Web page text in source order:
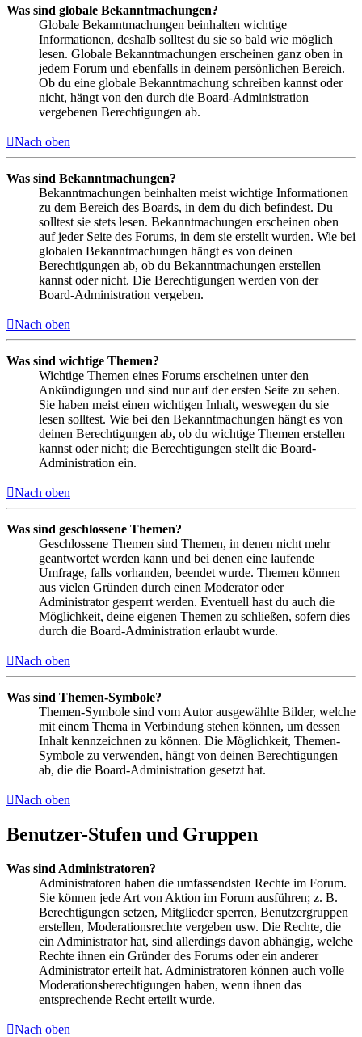
Was sind globale Bekanntmachungen?
Globale Bekanntmachungen beinhalten wichtige
Informationen, deshalb solltest du sie so bald wie möglich
lesen. Globale Bekanntmachungen erscheinen ganz oben in
jedem Forum und ebenfalls in deinem persönlichen Bereich.
Ob du eine globale Bekanntmachung schreiben kannst oder
nicht, hängt von den durch die Board-Administration
vergebenen Berechtigungen ab.
Nach oben
Was sind Bekanntmachungen?
Bekanntmachungen beinhalten meist wichtige Informationen
zu dem Bereich des Boards, in dem du dich befindest. Du
solltest sie stets lesen. Bekanntmachungen erscheinen oben
auf jeder Seite des Forums, in dem sie erstellt wurden. Wie bei
globalen Bekanntmachungen hängt es von deinen
Berechtigungen ab, ob du Bekanntmachungen erstellen
kannst oder nicht. Die Berechtigungen werden von der
Board-Administration vergeben.
Nach oben
Was sind wichtige Themen?
Wichtige Themen eines Forums erscheinen unter den
Ankündigungen und sind nur auf der ersten Seite zu sehen.
Sie haben meist einen wichtigen Inhalt, weswegen du sie
lesen solltest. Wie bei den Bekanntmachungen hängt es von
deinen Berechtigungen ab, ob du wichtige Themen erstellen
kannst oder nicht; die Berechtigungen stellt die Board-
Administration ein.
Nach oben
Was sind geschlossene Themen?
Geschlossene Themen sind Themen, in denen nicht mehr
geantwortet werden kann und bei denen eine laufende
Umfrage, falls vorhanden, beendet wurde. Themen können
aus vielen Gründen durch einen Moderator oder
Administrator gesperrt werden. Eventuell hast du auch die
Möglichkeit, deine eigenen Themen zu schließen, sofern dies
durch die Board-Administration erlaubt wurde.
Nach oben
Was sind Themen-Symbole?
Themen-Symbole sind vom Autor ausgewählte Bilder, welche
mit einem Thema in Verbindung stehen können, um dessen
Inhalt kennzeichnen zu können. Die Möglichkeit, Themen-
Symbole zu verwenden, hängt von deinen Berechtigungen
ab, die die Board-Administration gesetzt hat.
Nach oben
Benutzer-Stufen und Gruppen
Was sind Administratoren?
Administratoren haben die umfassendsten Rechte im Forum.
Sie können jede Art von Aktion im Forum ausführen; z. B.
Berechtigungen setzen, Mitglieder sperren, Benutzergruppen
erstellen, Moderationsrechte vergeben usw. Die Rechte, die
ein Administrator hat, sind allerdings davon abhängig, welche
Rechte ihnen ein Gründer des Forums oder ein anderer
Administrator erteilt hat. Administratoren können auch volle
Moderationsberechtigungen haben, wenn ihnen das
entsprechende Recht erteilt wurde.
Nach oben